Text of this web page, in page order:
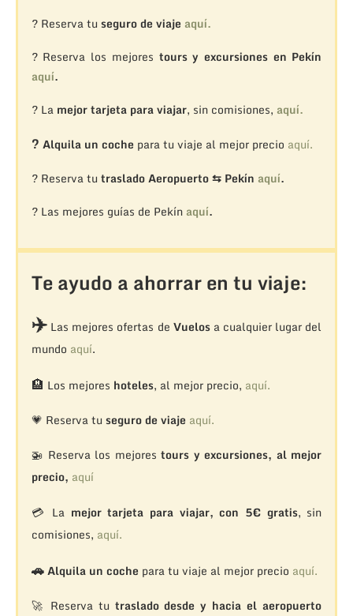
? Reserva tu seguro de viaje aquí.
? Reserva los mejores tours y excursiones en Pekín
aquí.
? La mejor tarjeta para viajar, sin comisiones, aquí.
? Alquila un coche para tu viaje al mejor precio aquí.
? Reserva tu traslado Aeropuerto ⇆ Pekín aquí.
? Las mejores guías de Pekín aquí.
Te ayudo a ahorrar en tu viaje:
✈️Las mejores ofertas de Vuelosa cualquier lugar del
mundo aquí.
🏨 Los mejores hoteles, al mejor precio, aquí.
💗 Reserva tu seguro de viaje aquí.
🚁 Reserva los mejorestours y excursiones, al mejor
precio, aquí
💳 La mejor tarjeta para viajar, con 5€ gratis, sin
comisiones, aquí.
🚗Alquila un coche para tu viaje al mejor precio aquí.
🚀 Reserva tu traslado desde y hacia el aeropuerto